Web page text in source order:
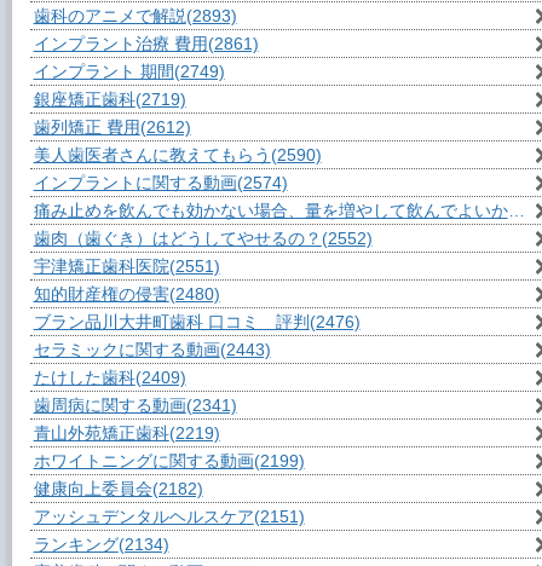
歯科のアニメで解説(2893)
インプラント治療 費用(2861)
インプラント 期間(2749)
銀座矯正歯科(2719)
歯列矯正 費用(2612)
美人歯医者さんに教えてもらう (2590)
インプラントに関する動画(2574)
痛み止めを飲んでも効かない場合、量を増やして飲んでよいか？
歯肉（歯ぐき）はどうしてやせるの？ (2552)
宇津矯正歯科医院(2551)
知的財産権の侵害(2480)
ブラン品川大井町歯科 口コミ 評判 (2476)
セラミックに関する動画(2443)
たけした歯科(2409)
歯周病に関する動画(2341)
青山外苑矯正歯科(2219)
ホワイトニングに関する動画(2199)
健康向上委員会(2182)
アッシュデンタルヘルスケア(2151)
ランキング(2134)